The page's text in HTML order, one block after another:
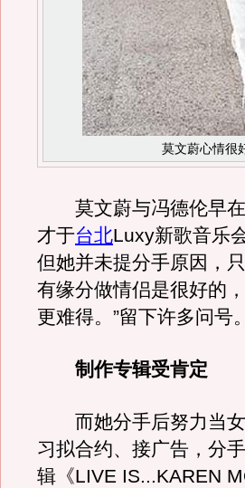
莫文蔚心情很
莫文蔚与冯德伦早在
才于台北Luxy新歌音乐
但她并未提分手原因，
有缘分做情侣是很好的
更难得。”留下许多问号。
制作专辑受肯定
而她分手后努力当女
习拟合约、接广告，分
辑《LIVE IS...KAREN